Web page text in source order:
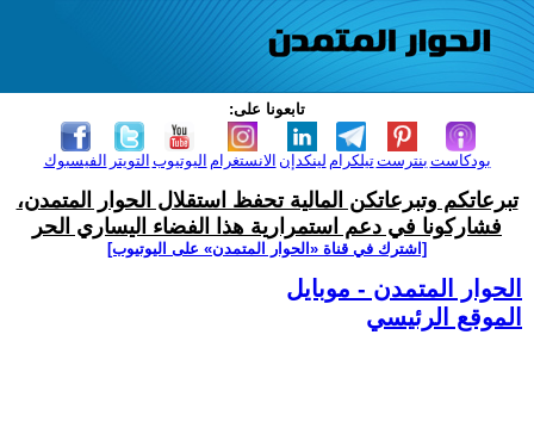
تابعونا على:
الفيسبوك التويتر اليوتيوب الانستغرام لينكدإن تيلكرامبنترست بودكاست
تبرعاتكم وتبرعاتكن المالية تحفظ استقلال الحوار المتمدن،
فشاركونا في دعم استمرارية هذا الفضاء اليساري الحر
[اشترك في قناة ‫«الحوار المتمدن» على اليوتيوب]
الحوار المتمدن - موبايل
الموقع الرئيسي